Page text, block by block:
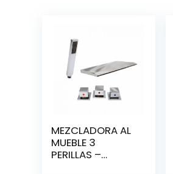
MEZCLADORA AL
MUEBLE 3
PERILLAS –